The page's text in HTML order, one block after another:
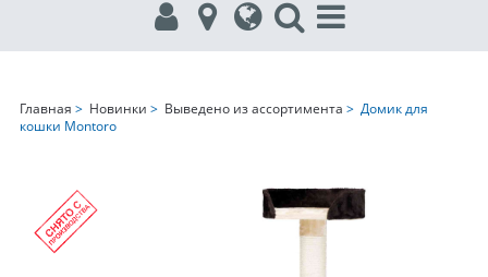
Главная > Новинки > Выведено из ассортимента > Домик для
кошки Montoro